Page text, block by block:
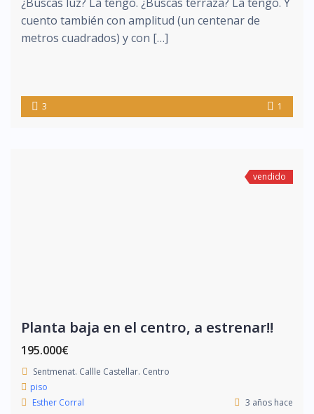
cuento también con amplitud (un centenar de
metros cuadrados) y con […]
3 1
vendido
Planta baja en el centro, a estrenar!!
195.000€
Sentmenat. Callle Castellar. Centro
piso
Esther Corral
3 años hace